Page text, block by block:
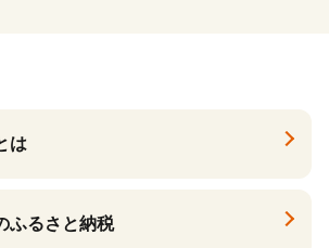
は
ふるさと納税